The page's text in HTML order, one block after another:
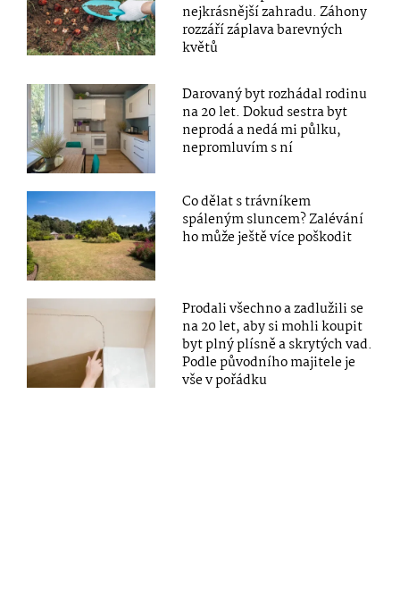
nejkrásnější zahradu. Záhony
rozzáří záplava barevných
květů
Darovaný byt rozhádal rodinu
na 20 let. Dokud sestra byt
neprodá a nedá mi půlku,
nepromluvím s ní
Co dělat s trávníkem
spáleným sluncem? Zalévání
ho může ještě více poškodit
Prodali všechno a zadlužili se
na 20 let, aby si mohli koupit
byt plný plísně a skrytých vad.
Podle původního majitele je
vše v pořádku